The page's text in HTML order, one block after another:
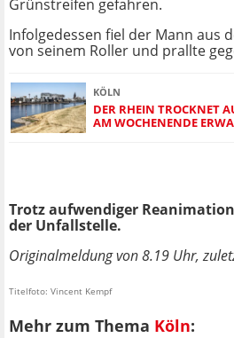
Grünstreifen gefahren.
Infolgedessen fiel der Mann aus
von seinem Roller und prallte
KÖLN
DER RHEIN TROCKNET
AM WOCHENENDE
Trotz aufwendiger
der Unfallstelle.
Originalmeldung von 8.19 Uhr,
Titelfoto: Vincent Kempf
Mehr zum Thema Köln: